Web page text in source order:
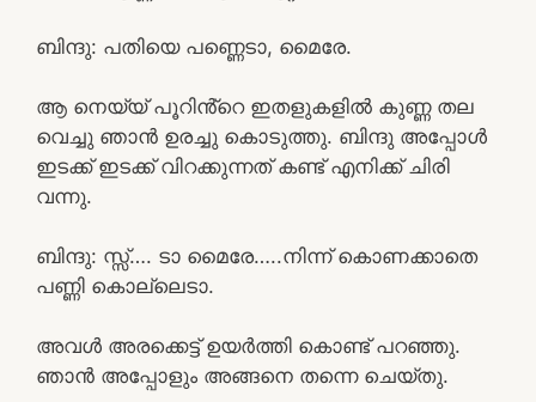
ബിന്ദു: പതിയെ പണ്ണെടാ, മൈരേ.
ആ നെയ്യ് പൂറിൻ്റെ ഇതളുകളിൽ കുണ്ണ തല
വെച്ചു ഞാൻ ഉരച്ചു കൊടുത്തു. ബിന്ദു അപ്പോൾ
ഇടക്ക് ഇടക്ക് വിറക്കുന്നത് കണ്ട് എനിക്ക് ചിരി
വന്നു.
ബിന്ദു: സ്സ്‌…. ടാ മൈരേ…..നിന്ന് കൊണക്കാതെ
പണ്ണി കൊല്ലെടാ.
അവൾ അരക്കെട്ട് ഉയർത്തി കൊണ്ട് പറഞ്ഞു.
ഞാൻ അപ്പോളും അങ്ങനെ തന്നെ ചെയ്തു.